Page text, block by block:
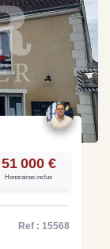
51 000 €
Honoraires inclus
Ref : 15568